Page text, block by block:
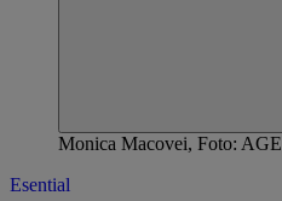
Monica Macovei, Foto:
Esential